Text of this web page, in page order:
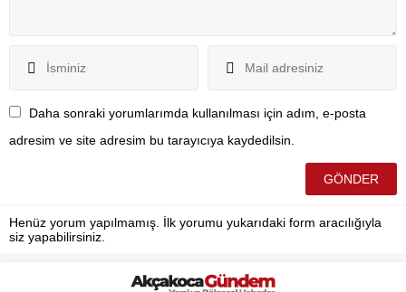
Daha sonraki yorumlarımda kullanılması için adım, e-posta
adresim ve site adresim bu tarayıcıya kaydedilsin.
Henüz yorum yapılmamış. İlk yorumu yukarıdaki form aracılığıyla
siz yapabilirsiniz.